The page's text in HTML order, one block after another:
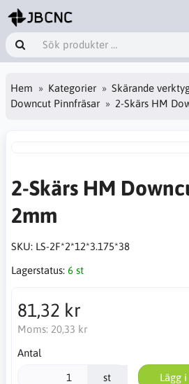
Hem Kategorier
Skärande
Downcut Pinnfräsar
2-Skärs HM
2-Skärs HM
2mm
SKU: LS-2F*2*12*3.175*38
Lagerstatus: 6 st
81,32 kr
Moms: 20,33 kr
Antal
st Lägg